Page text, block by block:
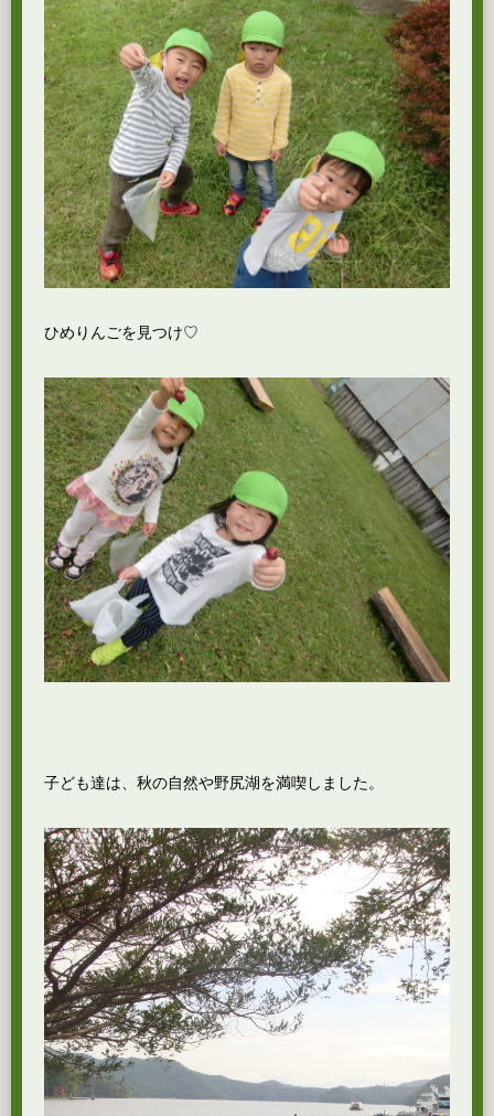
ひめりんごを見つけ♡
子ども達は、秋の自然や野尻湖を満喫しました。